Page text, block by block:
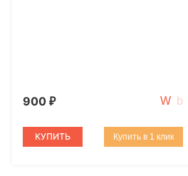
900 ₽
КУПИТЬ Купить в 1 клик